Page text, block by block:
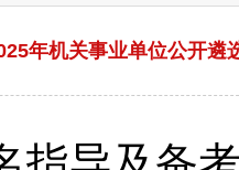
年机关事业单位公开遴